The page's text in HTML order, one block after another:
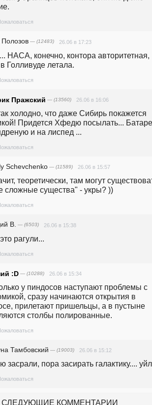
Полозов — (12483) 26.06 в 17:23
НАСА, конечно, контора авторитетная,
Голливуде летала.
Пражский — (13560) 26.06 в 16:06
холодно, что даже Сибирь покажется
Придется Хфедю посылать...
и на лиспед ...
Schevchenko — (11589) 26.06 в 15:57
теоретически, там могут
сложные существа" - укры? ))
В. — (6503) 26.06 в 15:38
это рагули...
:D — (10288) 26.06 в 15:34
у пиндосов наступают проблемы с
сразу начинаются открытия в
прилетают пришельцы, а в пустыне
столбы полированные.
Тамбовский — (19003) 26.06 в 15:12
засрали, пора засирать галактику....
СЛЕДУЮЩИЕ КОММЕНТАРИИ